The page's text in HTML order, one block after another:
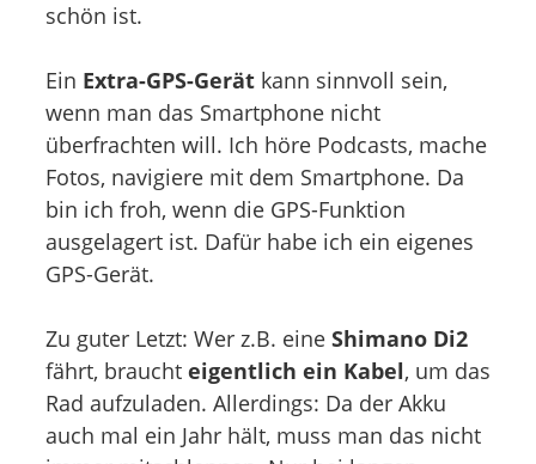
schön ist.
Ein Extra-GPS-Gerät kann sinnvoll sein,
wenn man das Smartphone nicht
überfrachten will. Ich höre Podcasts, mache
Fotos, navigiere mit dem Smartphone. Da
bin ich froh, wenn die GPS-Funktion
ausgelagert ist. Dafür habe ich ein eigenes
GPS-Gerät.
Zu guter Letzt: Wer z.B. eine Shimano Di2
fährt, braucht eigentlich ein Kabel, um das
Rad aufzuladen. Allerdings: Da der Akku
auch mal ein Jahr hält, muss man das nicht